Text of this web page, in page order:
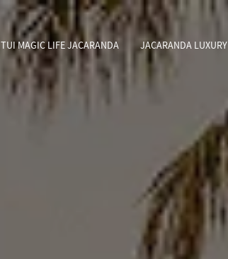
TUI MAGIC LIFE JACARANDA JACARANDA LUXURY